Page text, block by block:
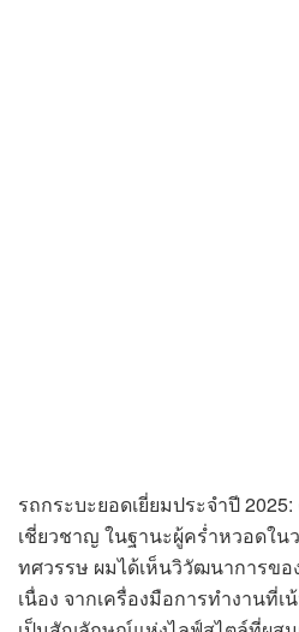
รถกระบะยอดเยี่ยมประจำปี
เชี่ยวชาญ ในฐานะผู้คร่ำหวอดใน
ทศวรรษ ผมได้เห็นวิวัฒนาการขอ
เนื่อง จากเครื่องมือการทำงานที่